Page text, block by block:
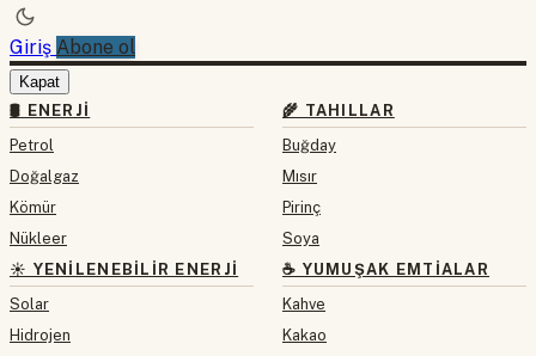
Giriş Abone ol
Kapat
🛢 ENERJI
Petrol
Doğalgaz
Kömür
Nükleer
☀️ YENILENEBILIR ENERJI
Solar
Hidrojen
🌾 TAHILLAR
Buğday
Mısır
Pirinç
Soya
☕ YUMUŞAK EMTIALAR
Kahve
Kakao